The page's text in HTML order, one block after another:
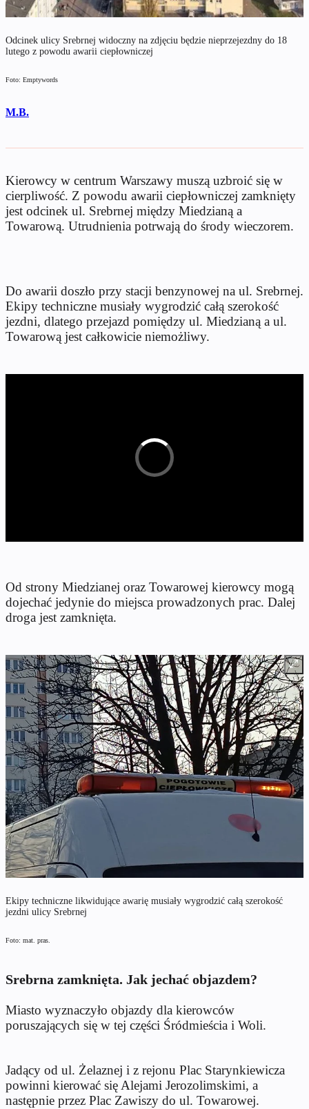
Odcinek ulicy Srebrnej widoczny na zdjęciu będzie nieprzejezdny do 18
lutego z powodu awarii ciepłowniczej
Foto: Emptywords
M.B.
Kierowcy w centrum Warszawy muszą uzbroić się w
cierpliwość. Z powodu awarii ciepłowniczej zamknięty
jest odcinek ul. Srebrnej między Miedzianą a
Towarową. Utrudnienia potrwają do środy wieczorem.
Do awarii doszło przy stacji benzynowej na ul. Srebrnej.
Ekipy techniczne musiały wygrodzić całą szerokość
jezdni, dlatego przejazd pomiędzy ul. Miedzianą a ul.
Towarową jest całkowicie niemożliwy.
Od strony Miedzianej oraz Towarowej kierowcy mogą
dojechać jedynie do miejsca prowadzonych prac. Dalej
droga jest zamknięta.
Ekipy techniczne likwidujące awarię musiały wygrodzić całą szerokość
jezdni ulicy Srebrnej
Foto: mat. pras.
Srebrna zamknięta. Jak jechać objazdem?
Miasto wyznaczyło objazdy dla kierowców
poruszających się w tej części Śródmieścia i Woli.
Jadący od ul. Żelaznej i z rejonu Plac Starynkiewicza
powinni kierować się Alejami Jerozolimskimi, a
następnie przez Plac Zawiszy do ul. Towarowej.